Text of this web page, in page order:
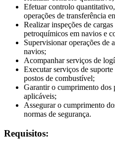
Efetuar controlo
operações de transferência
Realizar inspeções de
petroquímicos em navios e
Supervisionar operações de
navios;
Acompanhar serviços de
Executar serviços de
postos de combustível;
Garantir o cumprimento dos
aplicáveis;
Assegurar o cumprimento
normas de segurança.
Requisitos: